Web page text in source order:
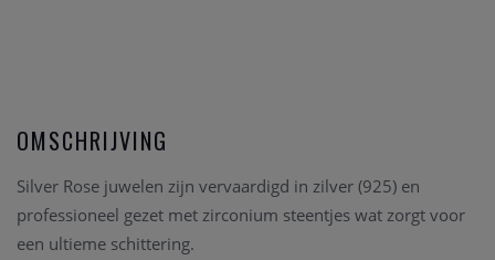
OMSCHRIJVING
Silver Rose juwelen zijn vervaardigd in zilver (925) en
professioneel gezet met zirconium steentjes wat zorgt voor
een ultieme schittering.